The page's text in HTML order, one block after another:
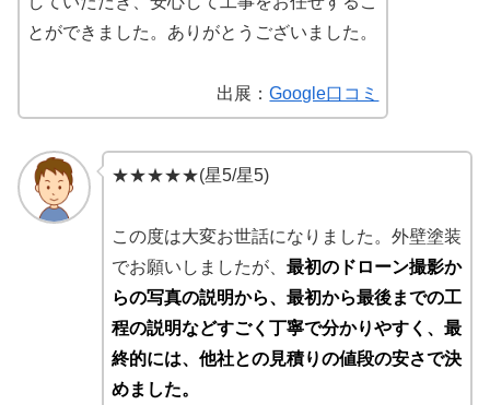
とができました。ありがとうございました。
出展：Google口コミ
★★★★★(星5/星5)
この度は大変お世話になりました。外壁塗装
でお願いしましたが、 最初のドローン撮影か
らの写真の説明から、最初から最後までの工
程の説明などすごく丁寧で分かりやすく、最
終的には、他社との見積りの値段の安さで決
めました。